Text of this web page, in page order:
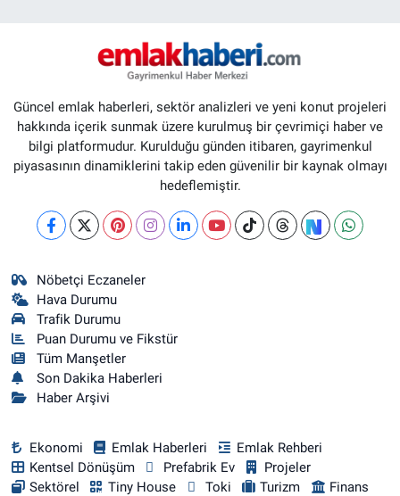
Güncel emlak haberleri, sektör analizleri ve yeni konut projeleri
hakkında içerik sunmak üzere kurulmuş bir çevrimiçi haber ve
bilgi platformudur. Kurulduğu günden itibaren, gayrimenkul
piyasasının dinamiklerini takip eden güvenilir bir kaynak olmayı
hedeflemiştir.
Nöbetçi Eczaneler
Hava Durumu
Trafik Durumu
Puan Durumu ve Fikstür
Tüm Manşetler
Son Dakika Haberleri
Haber Arşivi
Ekonomi Emlak Haberleri
Emlak Rehberi
Kentsel Dönüşüm
Prefabrik Ev
Projeler
Sektörel
Tiny House Toki Turizm
Finans